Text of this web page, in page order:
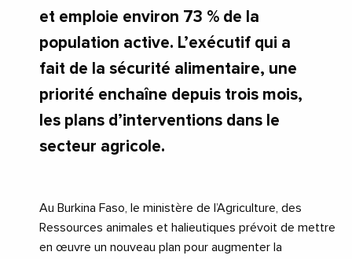
et emploie environ 73 % de la
population active. L’exécutif qui a
fait de la sécurité alimentaire, une
priorité enchaîne depuis trois mois,
les plans d’interventions dans le
secteur agricole.
Au Burkina Faso, le ministère de l’Agriculture, des
Ressources animales et halieutiques prévoit de mettre
en œuvre un nouveau plan pour augmenter la